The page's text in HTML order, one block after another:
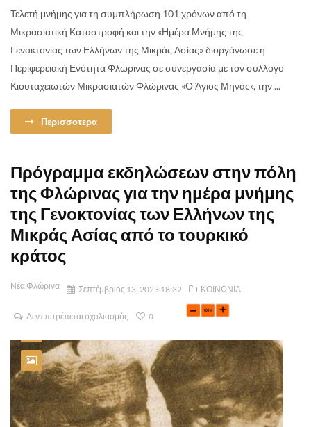
Τελετή μνήμης για τη συμπλήρωση 101 χρόνων από τη
Μικρασιατική Καταστροφή και την «Ημέρα Μνήμης της
Γενοκτονίας των Ελλήνων της Μικράς Ασίας» διοργάνωσε η
Περιφερειακή Ενότητα Φλώρινας σε συνεργασία με τον σύλλογο
Κιουταχειωτών Μικρασιατών Φλώρινας «Ο Άγιος Μηνάς», την ...
Περισσοτερα
Πρόγραμμα εκδηλώσεων στην πόλη
της Φλώρινας για την ημέρα μνήμης
της Γενοκτονίας των Ελλήνων της
Μικράς Ασίας από το τουρκικό
κράτος
Νέα Φλώρινα Σεπτέμβριος 13, 2023 18:32 ΚΟΙΝΩΝΙΑ
Δεν επιτρέπεται σχολιασμός 0